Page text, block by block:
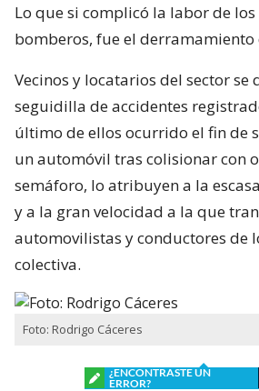
Lo que si complicó la labor de los
bomberos, fue el
Vecinos y locatarios del sector se
seguidilla de accidentes
último de ellos ocurrido el fin de
un automóvil tras colisionar con
semáforo, lo atribuyen a la
y a la gran velocidad a la que
automovilistas y conductores de
colectiva.
Foto: Rodrigo Cáceres
¿ENCONTRASTE UN
ERROR?